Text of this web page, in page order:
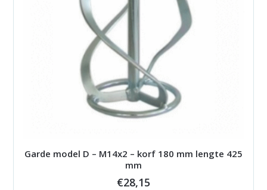
Garde model D – M14x2 – korf 180 mm lengte 425
mm
€28,15